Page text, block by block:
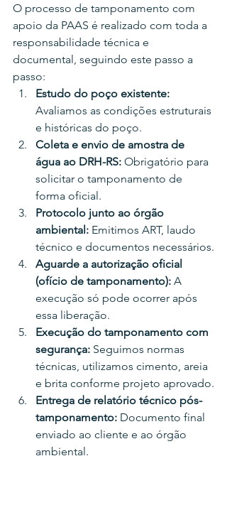
O processo de tamponamento com
apoio da PAAS é realizado com toda a
responsabilidade técnica e
documental, seguindo este passo a
passo:
Estudo do poço existente:
Avaliamos as condições estruturais
e históricas do poço.
Coleta e envio de amostra de
água ao DRH-RS: Obrigatório para
solicitar o tamponamento de
forma oficial.
Protocolo junto ao órgão
ambiental: Emitimos ART, laudo
técnico e documentos necessários.
Aguarde a autorização oficial
(ofício de tamponamento): A
execução só pode ocorrer após
essa liberação.
Execução do tamponamento com
segurança: Seguimos normas
técnicas, utilizamos cimento, areia
e brita conforme projeto aprovado.
Entrega de relatório técnico pós-
tamponamento: Documento final
enviado ao cliente e ao órgão
ambiental.